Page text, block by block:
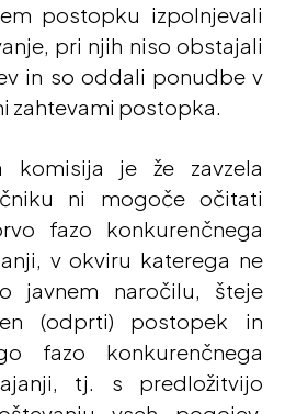
postopku izpolnjevali
pri njih niso obstajali
in so oddali ponudbe v
zahtevami postopka.
komisija je že zavzela
ni mogoče očitati
fazo konkurenčnega
v okviru katerega ne
javnem naročilu, šteje
(odprti) postopek in
fazo konkurenčnega
tj. s predložitvijo